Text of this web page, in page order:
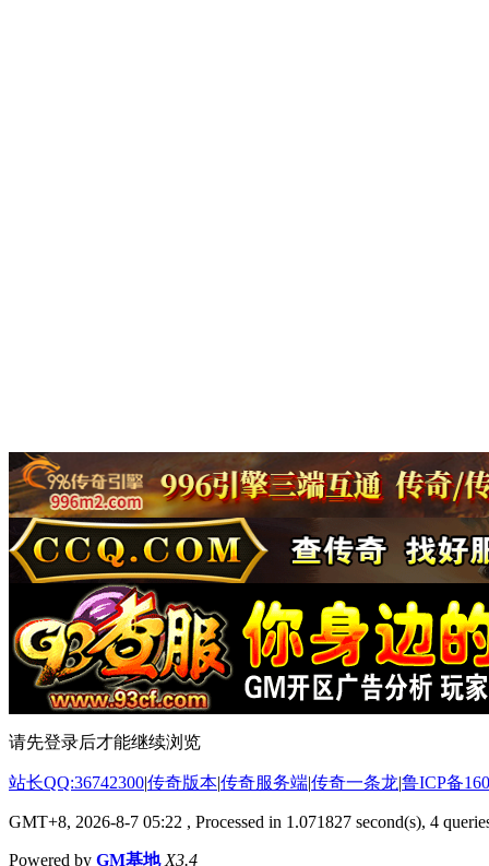
请先登录后才能继续浏览
站长QQ:36742300|传奇版本|传奇服务端|传奇一条龙|鲁ICP备
GMT+8, 2026-8-7 05:22 , Processed in 1.071827 second(s), 4
Powered by GM基地 X3.4